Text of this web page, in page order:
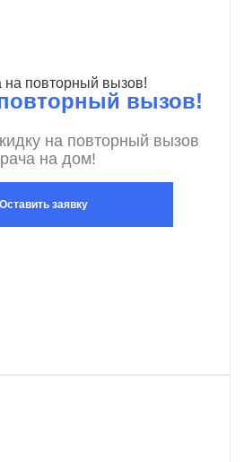
вызов!
на повторный вызов
на дом!
Оставить заявку